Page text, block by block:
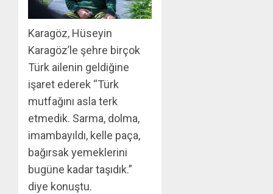
Karagöz, Hüseyin
Karagöz’le şehre birçok
Türk ailenin geldiğine
işaret ederek “Türk
mutfağını asla terk
etmedik. Sarma, dolma,
imambayıldı, kelle paça,
bağırsak yemeklerini
bugüne kadar taşıdık.”
diye konuştu.